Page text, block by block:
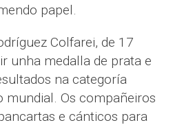
papel.
Colfarei, de 17
unha medalla de prata e
na categoría
Os compañeiros
e cánticos para